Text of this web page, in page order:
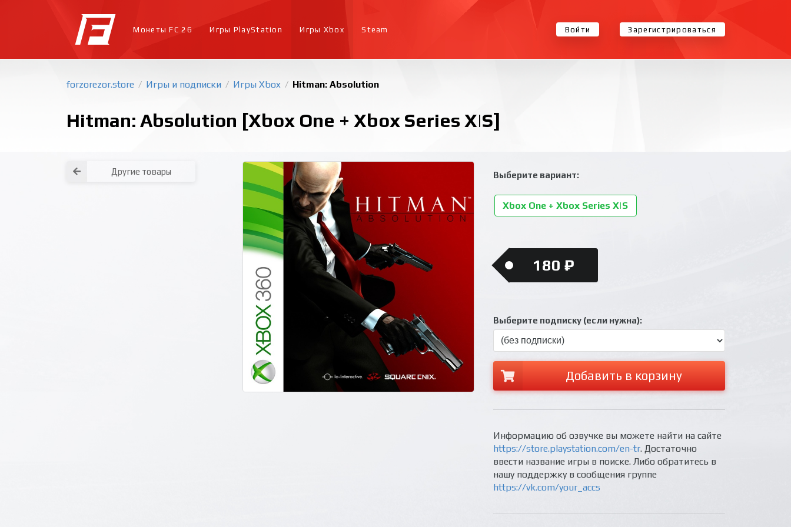
Монеты FC 26 Игры PlayStation Игры Xbox Steam Войти Зарегистрироваться
forzorezor.store / Игры и подписки / Игры Xbox / Hitman: Absolution
Hitman: Absolution [Xbox One + Xbox Series X|S]
Другие товары Выберите вариант:
Xbox One + Xbox Series X|S
180 ₽
Выберите подписку (если нужна):
Добавить в корзину
Информацию об озвучке вы можете найти на сайте
https://store.playstation.com/en-tr. Достаточно
ввести название игры в поиске. Либо обратитесь в
нашу поддержку в сообщения группе
https://vk.com/your_accs